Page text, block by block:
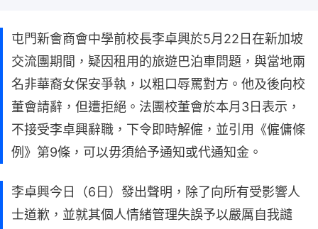
屯門新會商會中學前校長李卓興於5月22日在新加坡
交流團期間，疑因租用的旅遊巴泊車問題，與當地兩
名非華裔女保安爭執，以粗口辱罵對方。他及後向校
董會請辭，但遭拒絕。法團校董會於本月3日表示，
不接受李卓興辭職，下令即時解僱，並引用《僱傭條
例》第9條，可以毋須給予通知或代通知金。
李卓興今日（6日）發出聲明，除了向所有受影響人
士道歉，並就其個人情緒管理失誤予以嚴厲自我譴